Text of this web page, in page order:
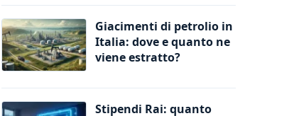
Giacimenti di petrolio in
Italia: dove e quanto ne
viene estratto?
Stipendi Rai: quanto